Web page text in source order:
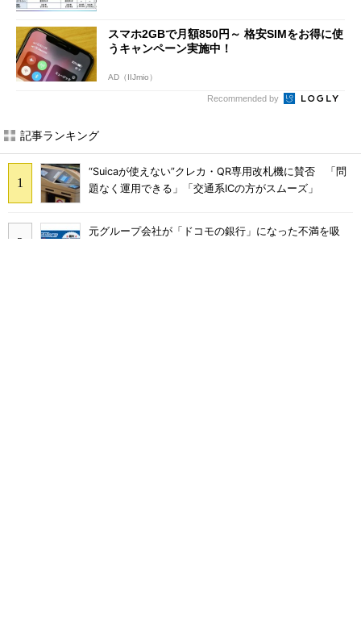
スマホ2GBで月額850円～ 格安SIMをお得に使
うキャンペーン実施中！
AD（IIJmio）
Recommended by
記事ランキング
“Suicaが使えない”クレカ・QR専用改札機に賛否 「問
題なく運用できる」「交通系ICの方がスムーズ」
元グループ会社が「ドコモの銀行」になった不満を吸